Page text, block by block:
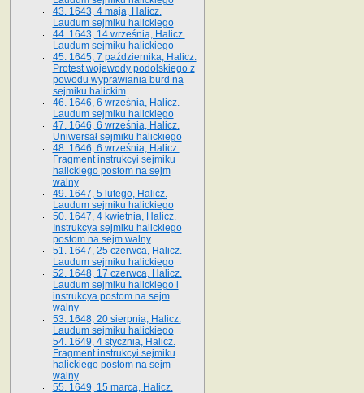
43. 1643, 4 maja, Halicz.
Laudum sejmiku halickiego
44. 1643, 14 września, Halicz.
Laudum sejmiku halickiego
45. 1645, 7 października, Halicz.
Protest wojewody podolskiego z
powodu wyprawiania burd na
sejmiku halickim
46. 1646, 6 września, Halicz.
Laudum sejmiku halickiego
47. 1646, 6 września, Halicz.
Uniwersał sejmiku halickiego
48. 1646, 6 września, Halicz.
Fragment instrukcyi sejmiku
halickiego postom na sejm
walny
49. 1647, 5 lutego, Halicz.
Laudum sejmiku halickiego
50. 1647, 4 kwietnia, Halicz.
Instrukcya sejmiku halickiego
postom na sejm walny
51. 1647, 25 czerwca, Halicz.
Laudum sejmiku halickiego
52. 1648, 17 czerwca, Halicz.
Laudum sejmiku halickiego i
instrukcya postom na sejm
walny
53. 1648, 20 sierpnia, Halicz.
Laudum sejmiku halickiego
54. 1649, 4 stycznia, Halicz.
Fragment instrukcyi sejmiku
halickiego postom na sejm
walny
55. 1649, 15 marca, Halicz.